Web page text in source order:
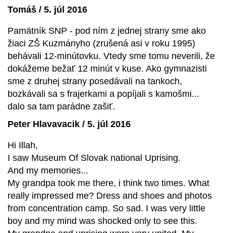
Tomáš / 5. júl 2016
Pamätník SNP - pod ním z jednej strany sme ako
žiaci ZŠ Kuzmányho (zrušená asi v roku 1995)
behávali 12-minútovku. Vtedy sme tomu neverili, že
dokážeme bežať 12 minút v kuse. Ako gymnazisti
sme z druhej strany posedávali na tankoch,
bozkávali sa s frajerkami a popíjali s kamošmi...
dalo sa tam parádne zašiť.
Peter Hlavavacik / 5. júl 2016
Hi Illah,
I saw Museum Of Slovak national Uprising.
And my memories...
My grandpa took me there, i think two times. What
really impressed me? Dress and shoes and photos
from concentration camp. So sad. I was very little
boy and my mind was shocked only to see this.